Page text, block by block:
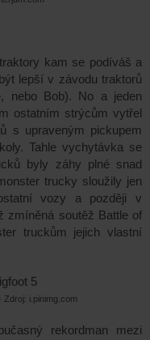
kam se podíváš a
lepší v závodu traktorů
nebo Bob). No a jeden
ostatním strýcům vytřel
s upraveným pickupem
Tahle vychytávka se
byly záhy plné snad
trucky sloužily jen
vozy a později v
zmíněná soutěž Battle of
truckům jejich vlastní
Zdroj: i.pinimg.com
rekordman mezi